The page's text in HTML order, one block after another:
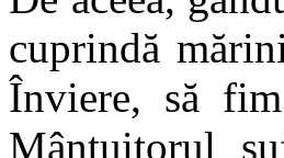
cuprindă
Înviere, să
Mântuitorul